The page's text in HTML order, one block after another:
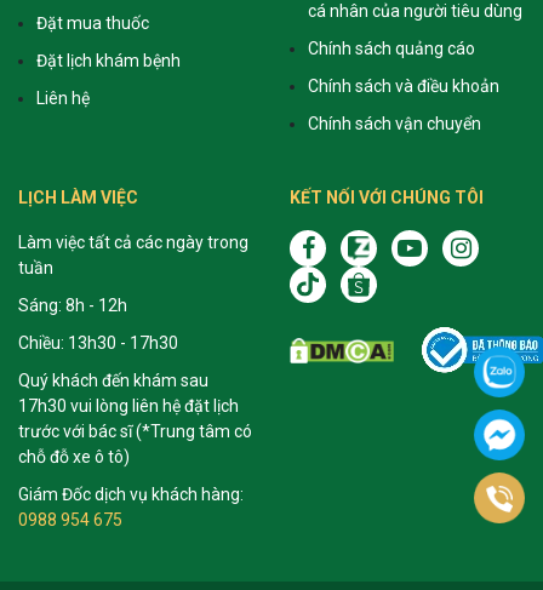
Đặt mua thuốc
Đặt lịch khám bệnh
Liên hệ
cá nhân của người tiêu dùng
Chính sách quảng cáo
Chính sách và điều khoản
Chính sách vận chuyển
LỊCH LÀM VIỆC
Làm việc tất cả các ngày trong
tuần
Sáng: 8h - 12h
Chiều: 13h30 - 17h30
Quý khách đến khám sau
17h30 vui lòng liên hệ đặt lịch
trước với bác sĩ (*Trung tâm có
chỗ đỗ xe ô tô)
Giám Đốc dịch vụ khách hàng:
0988 954 675
KẾT NỐI VỚI CHÚNG TÔI